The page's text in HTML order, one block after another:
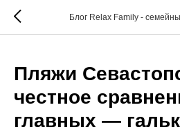
Блог Relax Family -
Пляжи
честное
главных —